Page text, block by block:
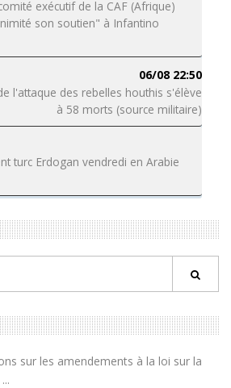
exécutif de la CAF (Afrique)
son soutien" à Infantino
06/08 22:50
l'attaque des rebelles houthis s'élève
à 58 morts (source militaire)
turc Erdogan vendredi en Arabie
sur les amendements à la loi sur la